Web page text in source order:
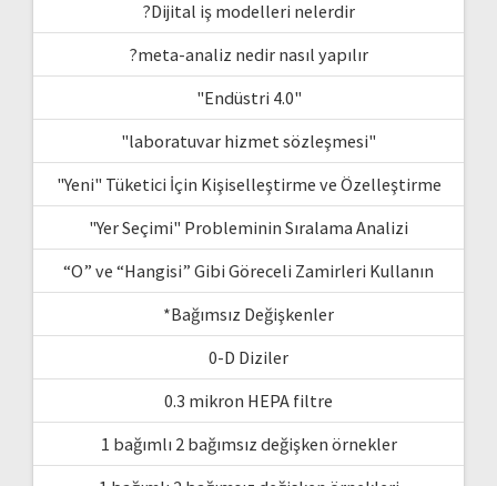
?Dijital iş modelleri nelerdir
?meta-analiz nedir nasıl yapılır
"Endüstri 4.0"
"laboratuvar hizmet sözleşmesi"
"Yeni" Tüketici İçin Kişiselleştirme ve Özelleştirme
"Yer Seçimi" Probleminin Sıralama Analizi
“O” ve “Hangisi” Gibi Göreceli Zamirleri Kullanın
*Bağımsız Değişkenler
0-D Diziler
0.3 mikron HEPA filtre
1 bağımlı 2 bağımsız değişken örnekler